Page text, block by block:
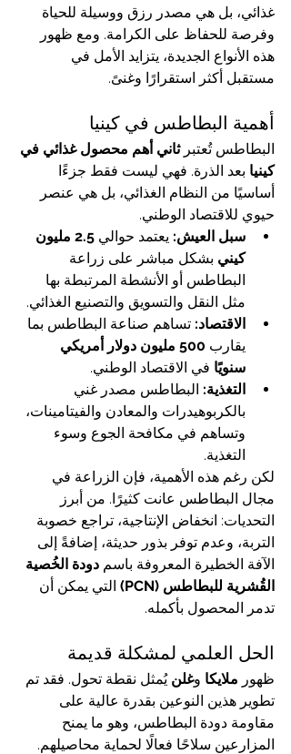
غذائي، بل هي مصدر رزق ووسيلة للحياة
وفرصة للحفاظ على الكرامة. ومع ظهور
هذه الأنواع الجديدة، يتزايد الأمل في
مستقبل أكثر استقرارًا وغنىً.
أهمية البطاطس في كينيا
البطاطس تُعتبر ثاني أهم محصول غذائي في
كينيا بعد الذرة. فهي ليست فقط جزءًا
أساسيًا من النظام الغذائي، بل هي عنصر
حيوي للاقتصاد الوطني.
سبل العيش: يعتمد حوالي
2.5 مليون
كيني بشكل مباشر على زراعة
البطاطس أو الأنشطة المرتبطة بها
مثل النقل والتسويق والتصنيع الغذائي.
الاقتصاد: تساهم صناعة البطاطس بما
يقارب
500 مليون دولار أمريكي
سنويًا في الاقتصاد الوطني.
التغذية: البطاطس مصدر غني
بالكربوهيدرات والمعادن والفيتامينات،
وتساهم في مكافحة الجوع وسوء
التغذية.
لكن رغم هذه الأهمية، فإن الزراعة في
مجال البطاطس عانت كثيرًا. من أبرز
التحديات: انخفاض الإنتاجية، تراجع خصوبة
التربة، وعدم توفر بذور حديثة، إضافةً إلى
الآفة الخطيرة المعروفة باسم دودة الخُصية
القُشرية للبطاطس (PCN)
التي يمكن أن
تدمر المحصول بأكمله.
الحل العلمي لمشكلة قديمة
ظهور ملايكا وغلن يُمثل نقطة تحول. فقد تم
تطوير هذين النوعين بقدرة عالية على
مقاومة دودة البطاطس، وهو ما يمنح
المزارعين سلاحًا فعالًا لحماية محاصيلهم.